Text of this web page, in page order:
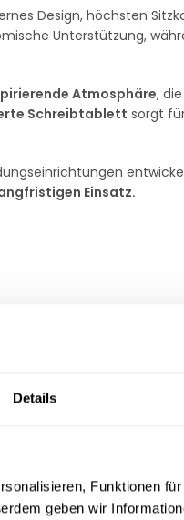
Details
Funktionen
geben wir
Design, höchsten
Unterstützung,
Atmosphäre,
Schreibtablett sorgt
Einsatz.
Sitzkomfort bietet.
Sitzposition.
Stabilität und